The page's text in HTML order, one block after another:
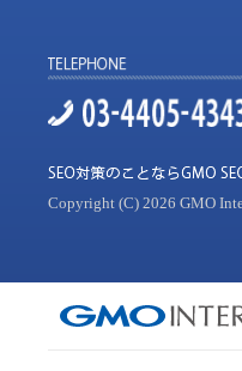
Copyright (C) 2026 GMO